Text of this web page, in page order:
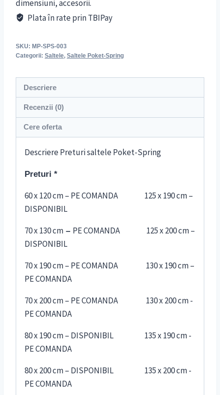
dimensiuni, accesorii.
Plata în rate prin TBIPay
SKU: MP-SPS-003
Categorii: Saltele, Saltele Poket-Spring
Descriere
Recenzii (0)
Cere oferta
Descriere Preturi saltele Poket-Spring
Preturi *
60 x 120 cm – PE COMANDA 125 x 190 cm –
DISPONIBIL
70 x 130 cm – PE COMANDA 125 x 200 cm –
DISPONIBIL
70 x 190 cm – PE COMANDA 130 x 190 cm –
PE COMANDA
70 x 200 cm – PE COMANDA 130 x 200 cm -
PE COMANDA
80 x 190 cm – DISPONIBIL 135 x 190 cm -
PE COMANDA
80 x 200 cm – DISPONIBIL 135 x 200 cm -
PE COMANDA